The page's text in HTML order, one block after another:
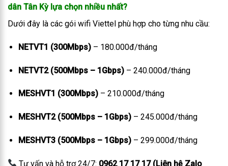
dân Tân Kỳ lựa chọn nhiều nhất?
Dưới đây là các gói wifi Viettel phù hợp cho từng nhu cầu:
NETVT1 (300Mbps)– 180.000đ/tháng
NETVT2 (500Mbps – 1Gbps)– 240.000đ/tháng
MESHVT1 (300Mbps)– 210.000đ/tháng
MESHVT2 (500Mbps – 1Gbps)– 245.000đ/tháng
MESHVT3 (500Mbps – 1Gbps)– 299.000đ/tháng
Tư vấn và hỗ trợ 24/7: 0962 17 17 17 (Liên hệ Zalo